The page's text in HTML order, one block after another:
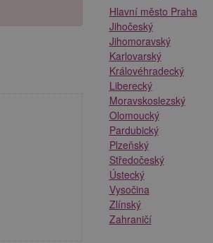
Hlavní město Praha
Jihočeský
Jihomoravský
Karlovarský
Královéhradecký
Liberecký
Moravskoslezský
Olomoucký
Pardubický
Plzeňský
Středočeský
Ústecký
Vysočina
Zlínský
Zahraničí